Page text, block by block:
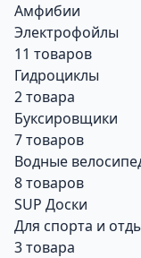
Амфибии
Электрофойлы
11 товаров
Гидроциклы
2 товара
Буксировщики
7 товаров
Водные
8 товаров
SUP Доски
Для спорта и
3 товара